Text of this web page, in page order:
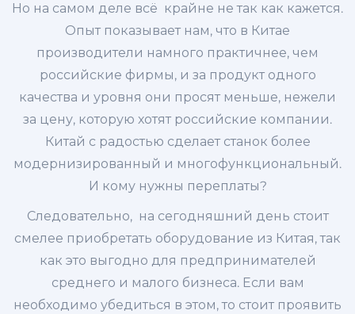
Но на самом деле всё крайне не так как кажется.
Опыт показывает нам, что в Китае
производители намного практичнее, чем
российские фирмы, и за продукт одного
качества и уровня они просят меньше, нежели
за цену, которую хотят российские компании.
Китай с радостью сделает станок более
модернизированный и многофункциональный.
И кому нужны переплаты?
Следовательно, на сегодняшний день стоит
смелее приобретать оборудование из Китая, так
как это выгодно для предпринимателей
среднего и малого бизнеса. Если вам
необходимо убедиться в этом, то стоит проявить